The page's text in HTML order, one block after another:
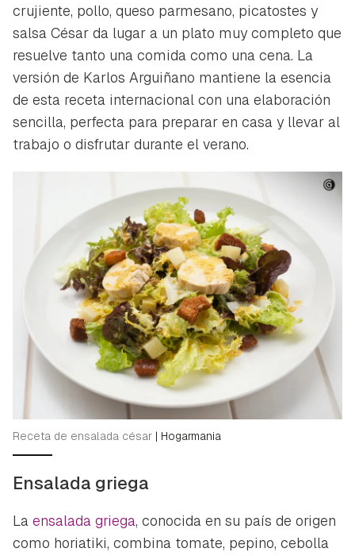
crujiente, pollo, queso parmesano, picatostes y
salsa César da lugar a un plato muy completo que
resuelve tanto una comida como una cena. La
versión de Karlos Arguiñano mantiene la esencia
de esta receta internacional con una elaboración
sencilla, perfecta para preparar en casa y llevar al
trabajo o disfrutar durante el verano.
Receta de ensalada césar | Hogarmania
Ensalada griega
La ensalada griega, conocida en su país de origen
como horiatiki, combina tomate, pepino, cebolla